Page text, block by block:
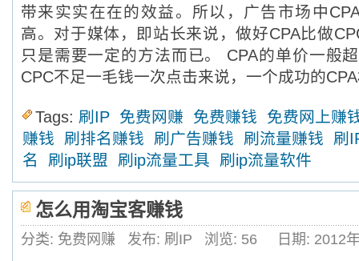
带来实实在在的效益。所以，广告市场中
高。对于媒体，即站长来说，做好CPA比做
只是需要一定的方法而已。 CPA的单价一般
CPC不足一毛钱一次点击来说，一个成功的
Tags: 刷IP 免费网赚 免费赚钱
免费网上赚
赚钱
刷排名赚钱 刷广告赚钱 刷流量赚钱
刷
名
刷ip联盟 刷ip流量工具 刷ip流量软件
怎么用淘宝客赚钱
分类: 免费网赚 发布: 刷IP 浏览: 56 日期: 2012